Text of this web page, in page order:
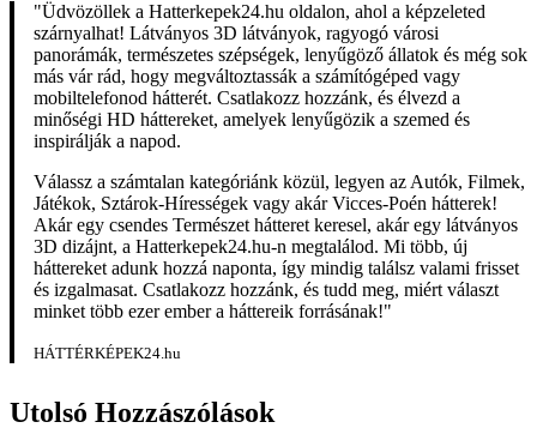
"Üdvözöllek a Hatterkepek24.hu oldalon, ahol a képzeleted
szárnyalhat! Látványos 3D látványok, ragyogó városi
panorámák, természetes szépségek, lenyűgöző állatok és még sok
más vár rád, hogy megváltoztassák a számítógéped vagy
mobiltelefonod hátterét. Csatlakozz hozzánk, és élvezd a
minőségi HD háttereket, amelyek lenyűgözik a szemed és
inspirálják a napod.
Válassz a számtalan kategóriánk közül, legyen az Autók, Filmek,
Játékok, Sztárok-Hírességek vagy akár Vicces-Poén hátterek!
Akár egy csendes Természet hátteret keresel, akár egy látványos
3D dizájnt, a Hatterkepek24.hu-n megtalálod. Mi több, új
háttereket adunk hozzá naponta, így mindig találsz valami frisset
és izgalmasat. Csatlakozz hozzánk, és tudd meg, miért választ
minket több ezer ember a háttereik forrásának!"
HÁTTÉRKÉPEK24.hu
Utolsó Hozzászólások